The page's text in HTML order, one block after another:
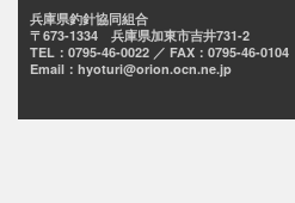
兵庫県釣針協同組合
〒673-1334 兵庫県加東市吉井731-2
TEL：0795-46-0022 ／ FAX：0795-46-0104
Email：hyoturi@orion.ocn.ne.jp